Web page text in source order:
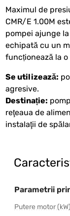
Maximul de
CMR/E 1.00M
pompei ajunge
echipată cu un
funcționează la o
Se utilizează:
agresive.
Destinație:
reţeaua de
instalaţii de
Parametrii
Putere motor (kW)